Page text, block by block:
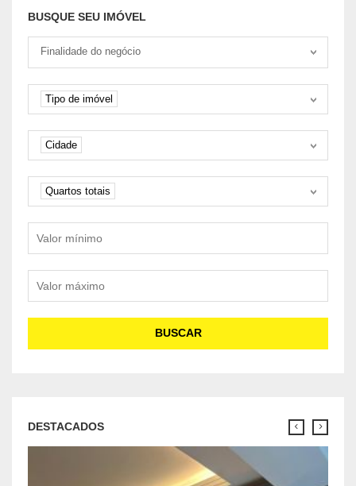
BUSQUE SEU IMÓVEL
Tipo negociação
Finalidade do negócio
Tipo de imóvel
Tipo de imóvel
Cidade
Cidade
Quartos
Quartos totais
BUSCAR
DESTACADOS